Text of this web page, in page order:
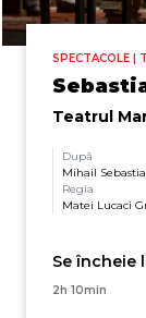
SPECTACOLE |
Teatrul
După
Mihail
Regia
Matei Lucaci
Se încheie
2h 10min